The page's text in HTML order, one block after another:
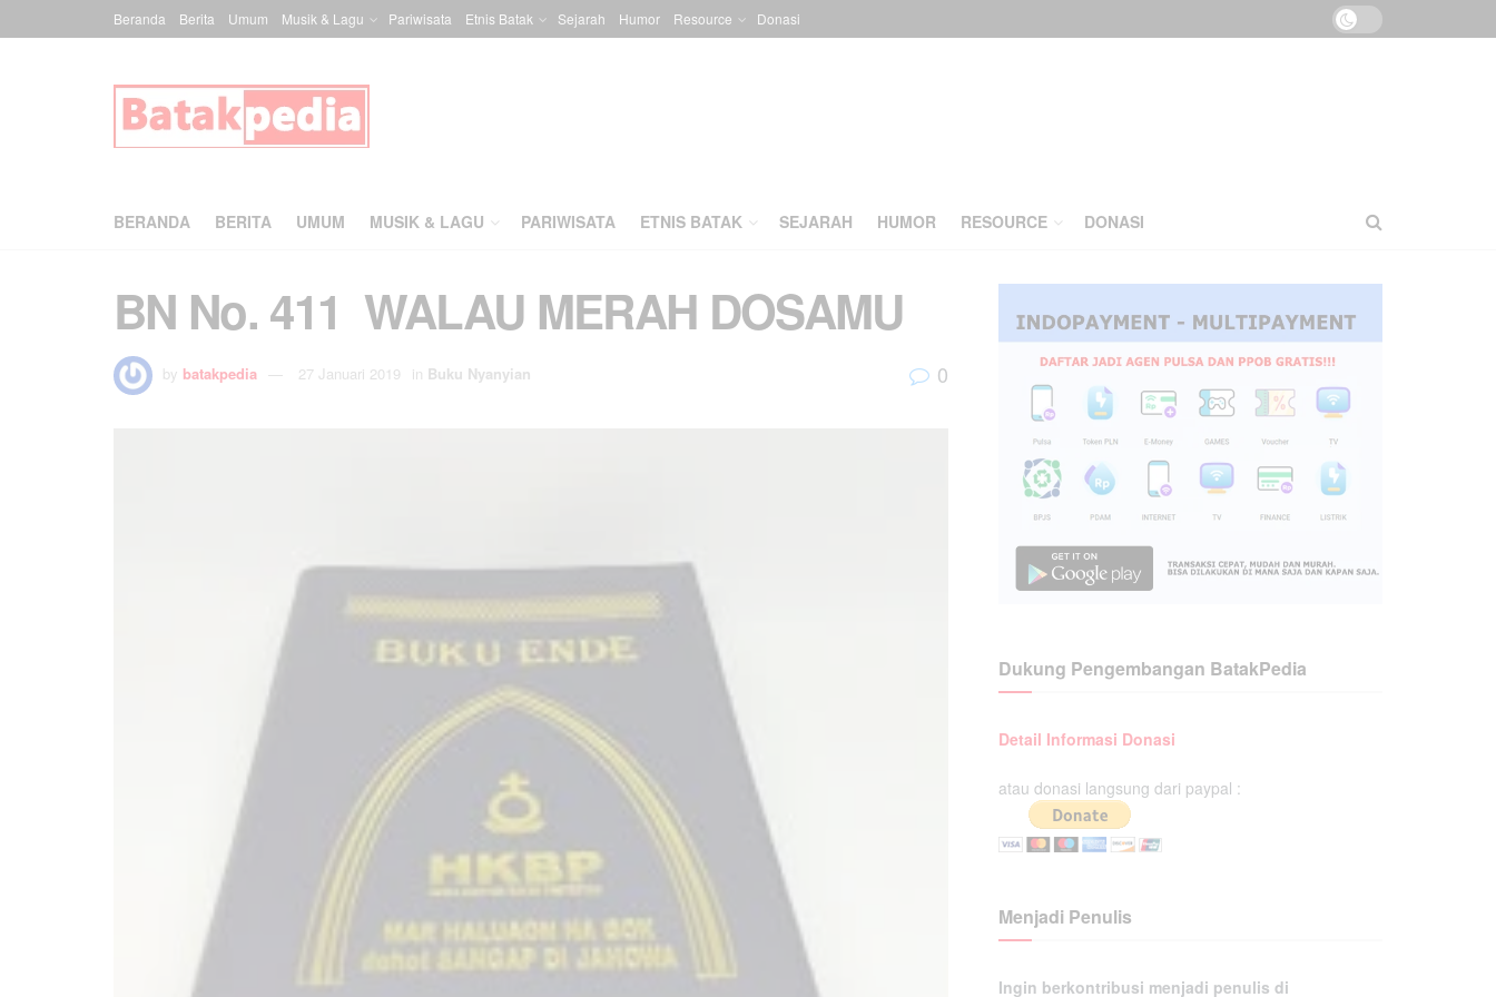
Beranda Berita Umum Musik & Lagu Pariwisata Etnis Batak Sejarah Humor Resource Donasi
BERANDA BERITA UMUM MUSIK & LAGU PARIWISATA ETNIS BATAK SEJARAH HUMOR RESOURCE DONASI
BN No. 411 WALAU MERAH DOSAMU
by batakpedia 27 Januari 2019 in Buku Nyanyian 0
Dukung Pengembangan BatakPedia
Detail Informasi Donasi
atau donasi langsung dari paypal :
Menjadi Penulis
Ingin berkontribusi menjadi penulis di